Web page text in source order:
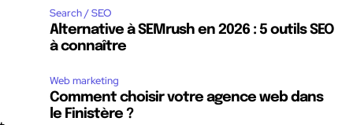
Search / SEO
Alternative à SEMrush en 2026 : 5 outils SEO
à connaître
Web marketing
Comment choisir votre agence web dans
le Finistère ?